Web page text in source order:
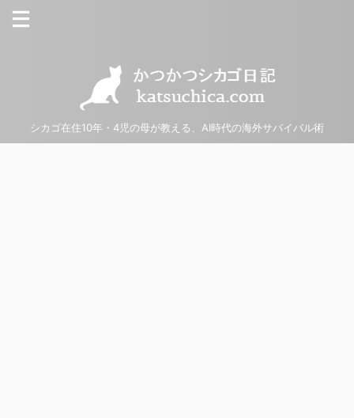
シカゴ在住10年・4児の母が教える、AI時代の海外サバイバル術